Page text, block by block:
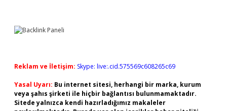
Reklam ve İletişim: Skype: live:.cid.575569c608265c69
Yasal Uyarı: Bu internet sitesi, herhangi bir marka, kurum
veya şahıs şirketi ile hiçbir bağlantısı bulunmamaktadır.
Sitede yalnızca kendi hazırladığımız makaleler